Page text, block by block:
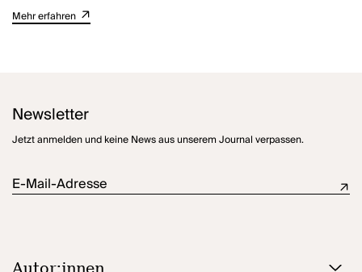
hunger und verschluckt sich an einer grete
uraufgeführt und seitdem an mehr als zwanzig Häusern
nachgespielt. Mit der Uraufführung von
von Nora Schlocker eröffnete Andreas Beck 2019 seine Intendanz
am Residenztheater in München, wo Ewald Palmetshofer seit der
Mehr erfahren
Newsletter
Jetzt anmelden und keine News aus unserem Journal verpassen.
E-Mail-Adresse
Autor:innen